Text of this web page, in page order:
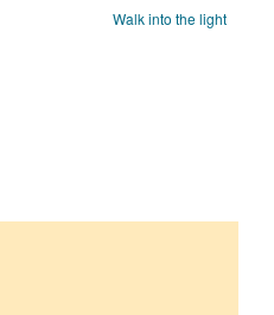
Walk into the light